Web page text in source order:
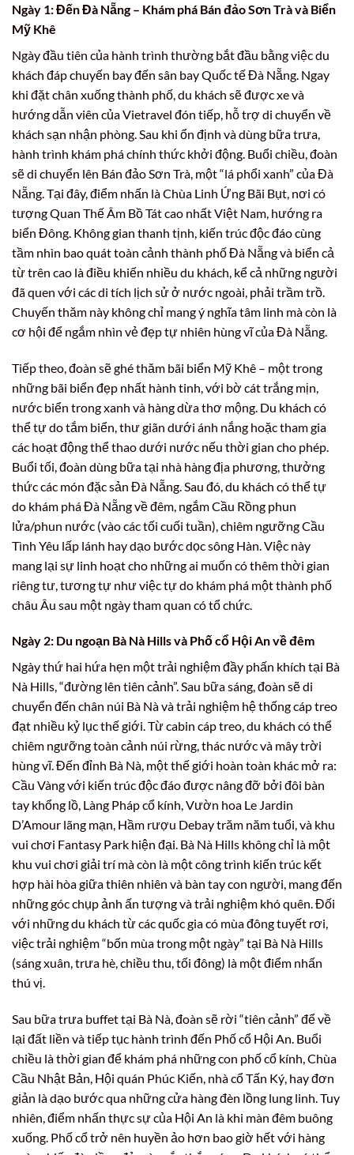
Ngày 1: Đến Đà Nẵng – Khám phá Bán đảo Sơn Trà và Biển
Mỹ Khê
Ngày đầu tiên của hành trình thường bắt đầu bằng việc du
khách đáp chuyến bay đến sân bay Quốc tế Đà Nẵng. Ngay
khi đặt chân xuống thành phố, du khách sẽ được xe và
hướng dẫn viên của Vietravel đón tiếp, hỗ trợ di chuyển về
khách sạn nhận phòng. Sau khi ổn định và dùng bữa trưa,
hành trình khám phá chính thức khởi động. Buổi chiều, đoàn
sẽ di chuyển lên Bán đảo Sơn Trà, một “lá phổi xanh” của Đà
Nẵng. Tại đây, điểm nhấn là Chùa Linh Ứng Bãi Bụt, nơi có
tượng Quan Thế Âm Bồ Tát cao nhất Việt Nam, hướng ra
biển Đông. Không gian thanh tịnh, kiến trúc độc đáo cùng
tầm nhìn bao quát toàn cảnh thành phố Đà Nẵng và biển cả
từ trên cao là điều khiến nhiều du khách, kể cả những người
đã quen với các di tích lịch sử ở nước ngoài, phải trầm trồ.
Chuyến thăm này không chỉ mang ý nghĩa tâm linh mà còn là
cơ hội để ngắm nhìn vẻ đẹp tự nhiên hùng vĩ của Đà Nẵng.
Tiếp theo, đoàn sẽ ghé thăm bãi biển Mỹ Khê – một trong
những bãi biển đẹp nhất hành tinh, với bờ cát trắng mịn,
nước biển trong xanh và hàng dừa thơ mộng. Du khách có
thể tự do tắm biển, thư giãn dưới ánh nắng hoặc tham gia
các hoạt động thể thao dưới nước nếu thời gian cho phép.
Buổi tối, đoàn dùng bữa tại nhà hàng địa phương, thưởng
thức các món đặc sản Đà Nẵng. Sau đó, du khách có thể tự
do khám phá Đà Nẵng về đêm, ngắm Cầu Rồng phun
lửa/phun nước (vào các tối cuối tuần), chiêm ngưỡng Cầu
Tình Yêu lấp lánh hay dạo bước dọc sông Hàn. Việc này
mang lại sự linh hoạt cho những ai muốn có thêm thời gian
riêng tư, tương tự như việc tự do khám phá một thành phố
châu Âu sau một ngày tham quan có tổ chức.
Ngày 2: Du ngoạn Bà Nà Hills và Phố cổ Hội An về đêm
Ngày thứ hai hứa hẹn một trải nghiệm đầy phấn khích tại Bà
Nà Hills, “đường lên tiên cảnh”. Sau bữa sáng, đoàn sẽ di
chuyển đến chân núi Bà Nà và trải nghiệm hệ thống cáp treo
đạt nhiều kỷ lục thế giới. Từ cabin cáp treo, du khách có thể
chiêm ngưỡng toàn cảnh núi rừng, thác nước và mây trời
hùng vĩ. Đến đỉnh Bà Nà, một thế giới hoàn toàn khác mở ra:
Cầu Vàng với kiến trúc độc đáo được nâng đỡ bởi đôi bàn
tay khổng lồ, Làng Pháp cổ kính, Vườn hoa Le Jardin
D’Amour lãng mạn, Hầm rượu Debay trăm năm tuổi, và khu
vui chơi Fantasy Park hiện đại. Bà Nà Hills không chỉ là một
khu vui chơi giải trí mà còn là một công trình kiến trúc kết
hợp hài hòa giữa thiên nhiên và bàn tay con người, mang đến
những góc chụp ảnh ấn tượng và trải nghiệm khó quên. Đối
với những du khách từ các quốc gia có mùa đông tuyết rơi,
việc trải nghiệm “bốn mùa trong một ngày” tại Bà Nà Hills
(sáng xuân, trưa hè, chiều thu, tối đông) là một điểm nhấn
thú vị.
Sau bữa trưa buffet tại Bà Nà, đoàn sẽ rời “tiên cảnh” để về
lại đất liền và tiếp tục hành trình đến Phố cổ Hội An. Buổi
chiều là thời gian để khám phá những con phố cổ kính, Chùa
Cầu Nhật Bản, Hội quán Phúc Kiến, nhà cổ Tấn Ký, hay đơn
giản là dạo bước qua những cửa hàng đèn lồng lung linh. Tuy
nhiên, điểm nhấn thực sự của Hội An là khi màn đêm buông
xuống. Phố cổ trở nên huyền ảo hơn bao giờ hết với hàng